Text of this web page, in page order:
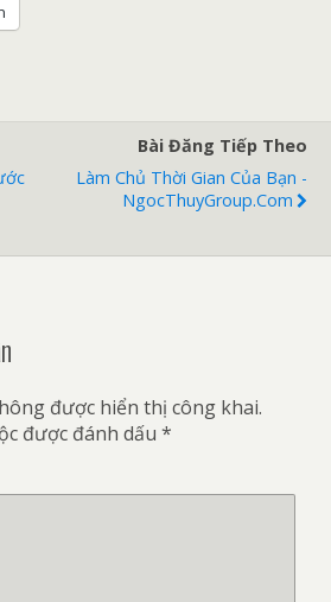
Bài Đăng Tiếp Theo
Làm Chủ Thời Gian Của Bạn -
NgocThuyGroup.com
được hiển thị công khai.
được đánh dấu *